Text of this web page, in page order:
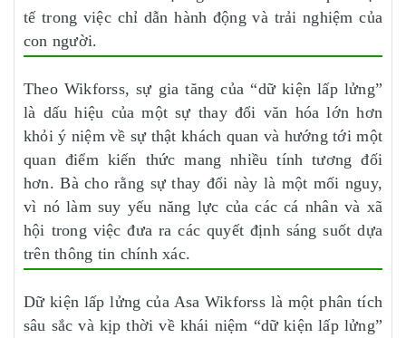
tế trong việc chỉ dẫn hành động và trải nghiệm của
con người.
Theo Wikforss, sự gia tăng của “dữ kiện lấp lửng”
là dấu hiệu của một sự thay đổi văn hóa lớn hơn
khỏi ý niệm về sự thật khách quan và hướng tới một
quan điểm kiến ​​thức mang nhiều tính tương đối
hơn. Bà cho rằng sự thay đổi này là một mối nguy,
vì nó làm suy yếu năng lực của các cá nhân và xã
hội trong việc đưa ra các quyết định sáng suốt dựa
trên thông tin chính xác.
Dữ kiện lấp lửng của Asa Wikforss là một phân tích
sâu sắc và kịp thời về khái niệm “dữ kiện lấp lửng”